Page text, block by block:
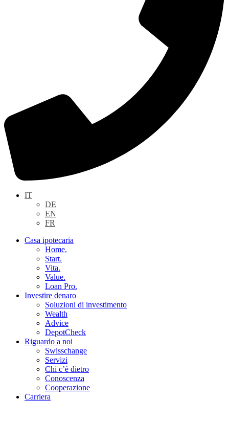
IT
DE
EN
FR
Casa ipotecaria
Home.
Start.
Vita.
Value.
Loan Pro.
Investire denaro
Soluzioni di investimento
Wealth
Advice
DepotCheck
Riguardo a noi
Swisschange
Servizi
Chi c’è dietro
Conoscenza
Cooperazione
Carriera